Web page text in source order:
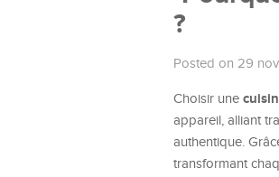
?
Posted on 29
Choisir une
appareil, alliant
authentique.
transformant